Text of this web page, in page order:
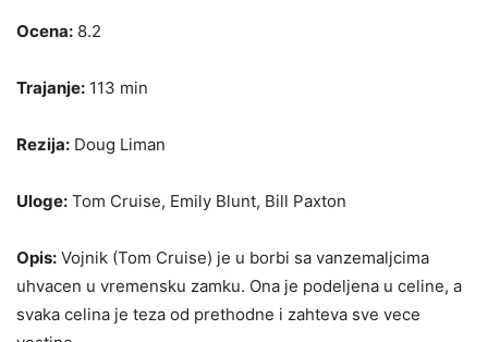
Ocena: 8.2
Trajanje: 113 min
Rezija: Doug Liman
Uloge: Tom Cruise, Emily Blunt, Bill Paxton
Opis: Vojnik (Tom Cruise) je u borbi sa vanzemaljcima
uhvacen u vremensku zamku. Ona je podeljena u celine, a
svaka celina je teza od prethodne i zahteva sve vece